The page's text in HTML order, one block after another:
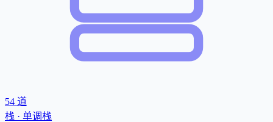
54 道
栈 · 单调栈